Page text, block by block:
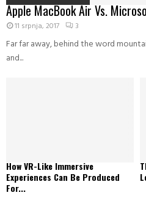
Apple MacBook Air Vs.
11 srpnja, 2017 3
Far far away, behind the word
and...
How VR-Like Immersive
Experiences Can Be Produced
For...